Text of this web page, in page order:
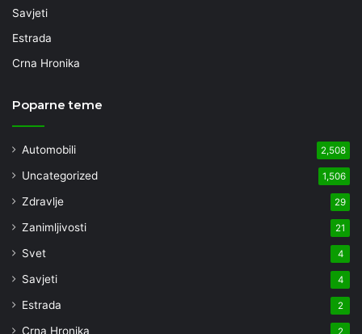
Savjeti
Estrada
Crna Hronika
Poparne teme
Automobili 2,508
Uncategorized 1,506
Zdravlje 29
Zanimljivosti 21
Svet 4
Savjeti 4
Estrada 2
Crna Hronika